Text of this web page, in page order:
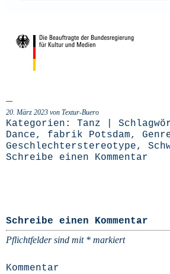
20. März 2023 von Textur-Buero
Kategorien: Tanz |
Dance, fabrik Potsdam,
Geschlechterstereotype,
Schreibe einen Kommentar
Schreibe einen Kommentar
Pflichtfelder sind mit * markiert
Kommentar